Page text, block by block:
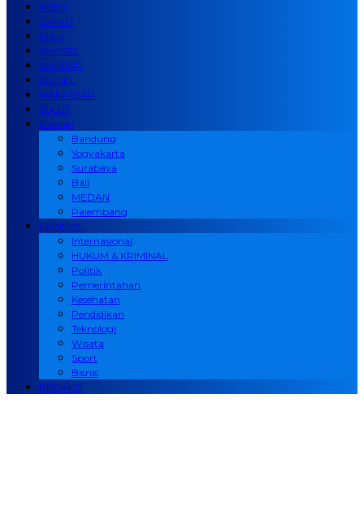
ACEH
SUMUT
RIAU
SUMSEL
SUMBAR
SULSEL
MAKASSAR
SULUT
Daerah
Bandung
Yogyakarta
Surabaya
Bali
MEDAN
Palembang
LAINNYA
Internasional
HUKUM & KRIMINAL
Politik
Pemerintahan
Kesehatan
Pendidikan
Teknologi
Wisata
Sport
Bisnis
REDAKSI